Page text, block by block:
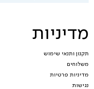
מדיניות
תקנון ותנאי שימוש
משלוחים
מדיניות פרטיות
נגישות